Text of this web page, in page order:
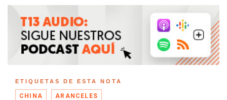
ETIQUETAS DE ESTA NOTA
CHINA ARANCELES